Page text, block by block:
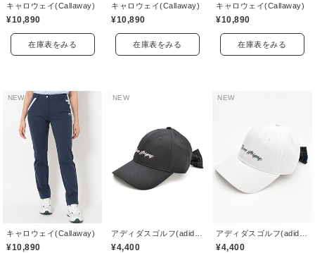
キャロウェイ(Callaway)
¥10,890
在庫表をみる
キャロウェイ(Callaway)
¥10,890
在庫表をみる
キャロウェイ(Callaway)
¥10,890
在庫表をみる
NEW
キャロウェイ(Callaway)
¥10,890
NEW
¥4,400
NEW
¥4,400